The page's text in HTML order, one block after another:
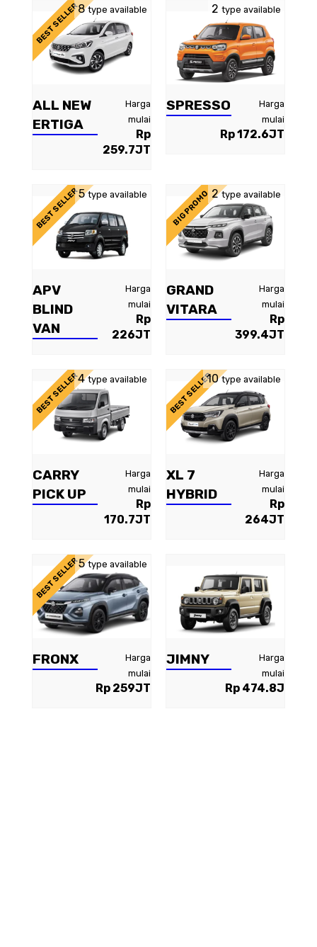
ALL NEW
ERTIGA
Harga
mulai
Rp
259.7JT
BEST SELLER8type available
SPRESSO
Harga
mulai
Rp 172.6JT
2 type available
APV
BLIND
VAN
Harga
mulai
Rp
226JT
BEST SELLER5type available
GRAND
VITARA
Harga
mulai
Rp
399.4JT
BIG PROMO2type available
CARRY
PICK UP
Harga
mulai
Rp
170.7JT
BEST SELLER4type available
XL 7
HYBRID
Harga
mulai
Rp
264JT
BEST SELLER10type available
FRONX
Harga
mulai
Rp 259JT
BEST SELLER5type available
JIMNY
Harga
mulai
Rp 474.8J